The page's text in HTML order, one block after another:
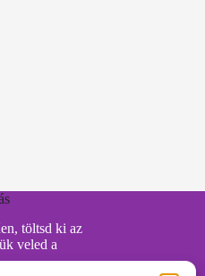
töltsd ki az
veled a